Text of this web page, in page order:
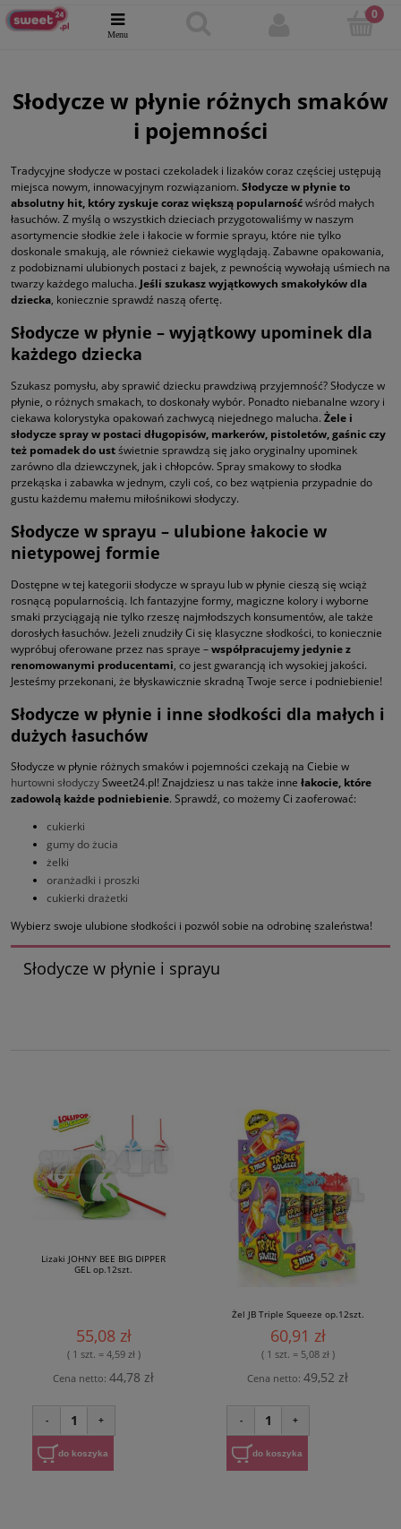
Słodycze w płynie różnych smaków
i pojemności
Tradycyjne słodycze w postaci czekoladek i lizaków coraz częściej ustępują
miejsca nowym, innowacyjnym rozwiązaniom. Słodycze w płynie to
absolutny hit, który zyskuje coraz większą popularnośćwśród małych
łasuchów. Z myślą o wszystkich dzieciach przygotowaliśmy w naszym
asortymencie słodkie żele i łakocie w formie sprayu, które nie tylko
doskonale smakują, ale również ciekawie wyglądają. Zabawne opakowania,
z podobiznami ulubionych postaci z bajek, z pewnością wywołają uśmiech na
twarzy każdego malucha. Jeśli szukasz wyjątkowych smakołyków dla
dziecka, koniecznie sprawdź naszą ofertę.
Słodycze w płynie – wyjątkowy upominek dla
każdego dziecka
Szukasz pomysłu, aby sprawić dziecku prawdziwą przyjemność? Słodycze w
płynie, o różnych smakach, to doskonały wybór. Ponadto niebanalne wzory i
ciekawa kolorystyka opakowań zachwycą niejednego malucha. Żele i
słodycze spray w postaci długopisów, markerów, pistoletów, gaśnic czy
też pomadek do ustświetnie sprawdzą się jako oryginalny upominek
zarówno dla dziewczynek, jak i chłopców. Spray smakowy to słodka
przekąska i zabawka w jednym, czyli coś, co bez wątpienia przypadnie do
gustu każdemu małemu miłośnikowi słodyczy.
Słodycze w sprayu – ulubione łakocie w
nietypowej formie
Dostępne w tej kategorii słodycze w sprayu lub w płynie cieszą się wciąż
rosnącą popularnością. Ich fantazyjne formy, magiczne kolory i wyborne
smaki przyciągają nie tylko rzeszę najmłodszych konsumentów, ale także
dorosłych łasuchów. Jeżeli znudziły Ci się klasyczne słodkości, to koniecznie
wypróbuj oferowane przez nas spraye –współpracujemy jedynie z
renomowanymi producentami, co jest gwarancją ich wysokiej jakości.
Jesteśmy przekonani, że błyskawicznie skradną Twoje serce i podniebienie!
Słodycze w płynie i inne słodkości dla małych i
dużych łasuchów
Słodycze w płynie różnych smaków i pojemności czekają na Ciebie w
hurtowni słodyczySweet24.pl! Znajdziesz u nas także inne łakocie, które
zadowolą każde podniebienie. Sprawdź, co możemy Ci zaoferować:
cukierki
gumy do żucia
żelki
oranżadki i proszki
cukierki drażetki
Wybierz swoje ulubione słodkości i pozwól sobie na odrobinę szaleństwa!
Słodycze w płynie i sprayu
Lizaki JOHNY BEE BIG DIPPER
GEL op.12szt.
55,08 zł
( 1 szt. = 4,59 zł )
Cena netto: 44,78 zł
- 1 +
do koszyka
Żel JB Triple Squeeze op.12szt.
60,91 zł
( 1 szt. = 5,08 zł )
Cena netto: 49,52 zł
- 1 +
do koszyka